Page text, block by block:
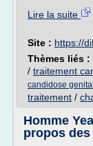
Lire la suite
Site : https://
Thèmes liés :
/ traitement
candidose
traitement /
Homme
propos